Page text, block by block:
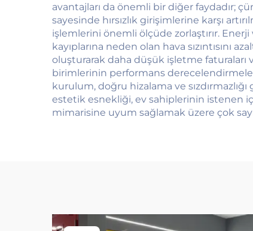
avantajları da önemli bir diğer faydadır;
sayesinde hırsızlık girişimlerine karşı
işlemlerini önemli ölçüde zorlaştırır.
kayıplarına neden olan hava sızıntısını
oluşturarak daha düşük işletme faturaları
birimlerinin performans
kurulum, doğru hizalama ve
estetik esnekliği, ev sahiplerinin istenen
mimarisine uyum sağlamak üzere çok